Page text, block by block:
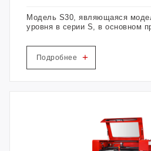
Модель S30, являющаяся
уровня в серии S, в основном
типа с точностью до 0,2 мм.
Подробнее +